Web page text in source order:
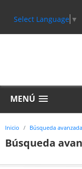
Select Language ▼
MENÚ
Inicio Búsqueda avanzada
Búsqueda